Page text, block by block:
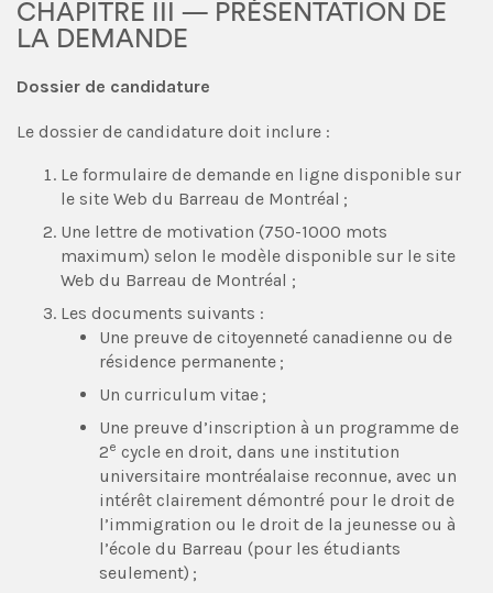
CHAPITRE III — PRÉSENTATION DE
LA DEMANDE
Dossier de candidature
Le dossier de candidature doit inclure :
Le formulaire de demande en ligne disponible sur
le site Web du Barreau de Montréal ;
Une lettre de motivation (750-1000 mots
maximum) selon le modèle disponible sur le site
Web du Barreau de Montréal ;
Les documents suivants :
Une preuve de citoyenneté canadienne ou de
résidence permanente ;
Un curriculum vitae ;
Une preuve d’inscription à un programme de
2e cycle en droit, dans une institution
universitaire montréalaise reconnue, avec un
intérêt clairement démontré pour le droit de
l’immigration ou le droit de la jeunesse ou à
l’école du Barreau (pour les étudiants
seulement) ;